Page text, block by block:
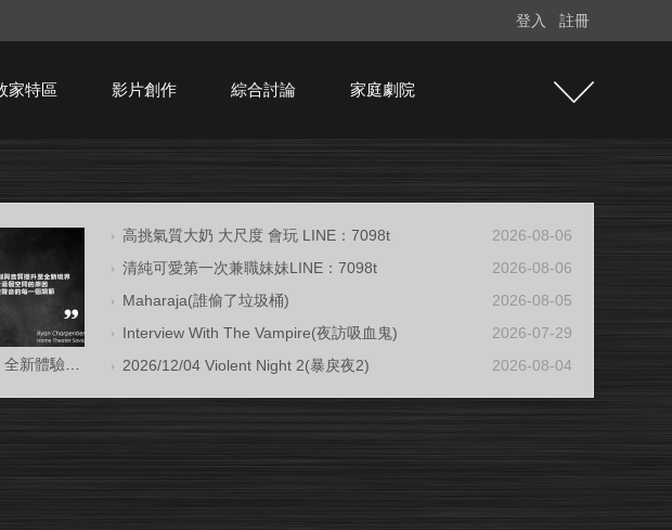
登入 註冊
家特區 影片創作 綜合討論 家庭劇院
高挑氣質大奶 大尺度 會玩 LINE：7098t
2026-08-06
清純可愛第一次兼職妹妹LINE：7098t
2026-08-06
Maharaja(誰偷了垃圾桶)
2026-08-05
Interview With The Vampire(夜訪吸血鬼)
2026-07-29
2026/12/04 Violent Night 2(暴戾夜2)
2026-08-04